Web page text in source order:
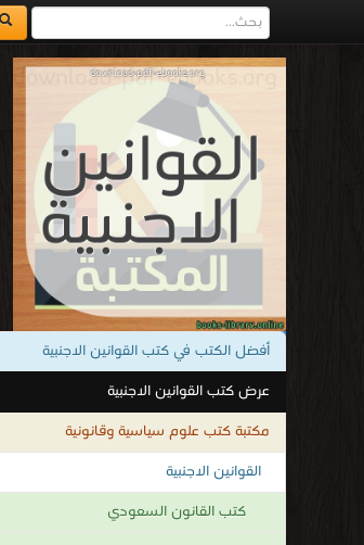
أفضل الكتب في كتب القوانين الاجنبية
عرض كتب القوانين الاجنبية
مكتبة كتب علوم سياسية وقانونية
القوانين الاجنبية
كتب القانون السعودي